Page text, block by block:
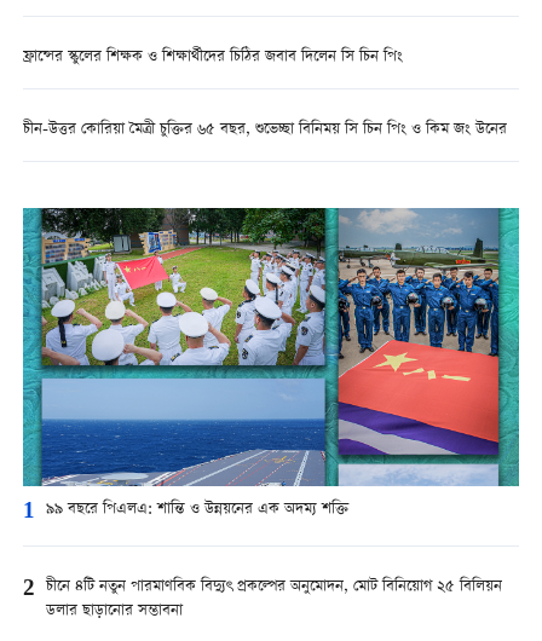
ফ্রান্সের স্কুলের শিক্ষক ও শিক্ষার্থীদের চিঠির জবাব দিলেন সি চিন পিং
চীন-উত্তর কোরিয়া মৈত্রী চুক্তির ৬৫ বছর, শুভেচ্ছা বিনিময় সি চিন পিং ও কিম জং উনের
1 ৯৯ বছরে পিএলএ: শান্তি ও উন্নয়নের এক অদম্য শক্তি
2 চীনে ৪টি নতুন পারমাণবিক বিদ্যুৎ প্রকল্পের অনুমোদন, মোট বিনিয়োগ ২৫ বিলিয়ন
ডলার ছাড়ানোর সম্ভাবনা